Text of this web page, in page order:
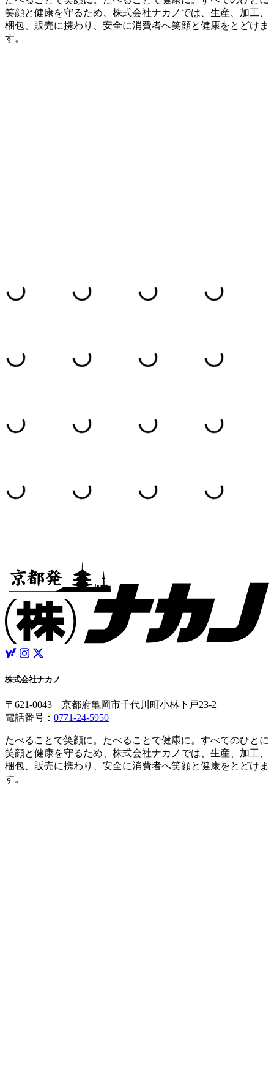
笑顔と健康を守るため、株式会社ナカノでは、生産、加工、
梱包、販売に携わり、安全に消費者へ笑顔と健康をとどけま
す。
株式会社ナカノ
〒621-0043 京都府亀岡市千代川町小林下戸23-2
電話番号： 0771-24-5950
たべることで笑顔に。たべることで健康に。すべてのひとに
笑顔と健康を守るため、株式会社ナカノでは、生産、加工、
梱包、販売に携わり、安全に消費者へ笑顔と健康をとどけま
す。